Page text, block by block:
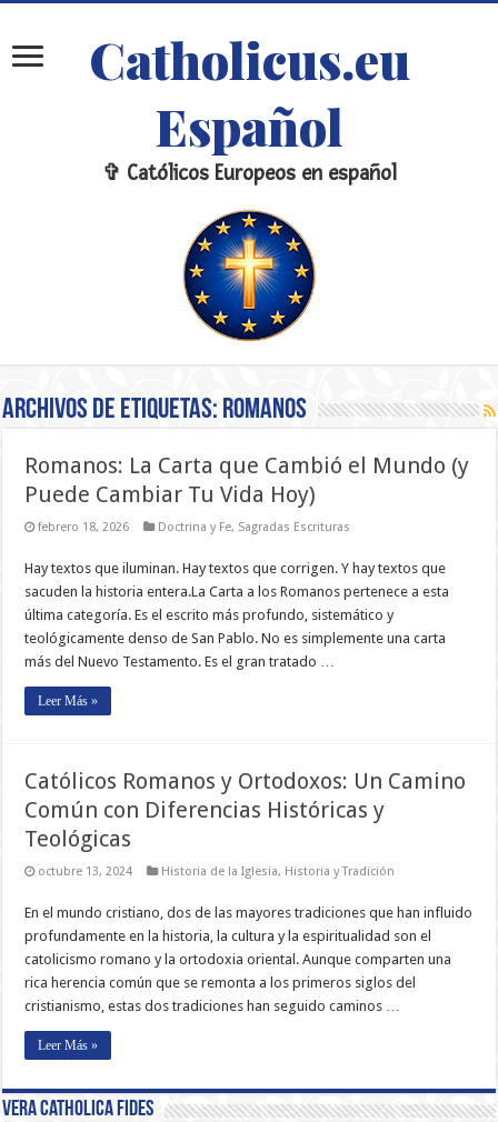
Catholicus.eu
Español
✞ Católicos Europeos en español
Archivos de etiquetas: romanos
Romanos: La Carta que Cambió el Mundo (y
Puede Cambiar Tu Vida Hoy)
febrero 18, 2026 Doctrina y Fe, Sagradas Escrituras
Hay textos que iluminan. Hay textos que corrigen. Y hay textos que
sacuden la historia entera.La Carta a los Romanos pertenece a esta
última categoría. Es el escrito más profundo, sistemático y
teológicamente denso de San Pablo. No es simplemente una carta
más del Nuevo Testamento. Es el gran tratado …
Leer Más »
Católicos Romanos y Ortodoxos: Un Camino
Común con Diferencias Históricas y
Teológicas
octubre 13, 2024 Historia de la Iglesia, Historia y Tradición
En el mundo cristiano, dos de las mayores tradiciones que han influido
profundamente en la historia, la cultura y la espiritualidad son el
catolicismo romano y la ortodoxia oriental. Aunque comparten una
rica herencia común que se remonta a los primeros siglos del
cristianismo, estas dos tradiciones han seguido caminos …
Leer Más »
Vera Catholica Fides